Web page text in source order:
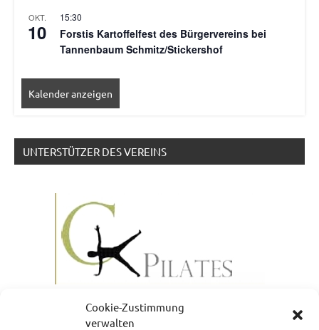
Cookie-Zustimmung
verwalten
OKT.
10
15:30
Forstis Kartoffelfest des Bürgervereins bei
Tannenbaum Schmitz/Stickershof
Kalender anzeigen
UNTERSTÜTZER DES VEREINS